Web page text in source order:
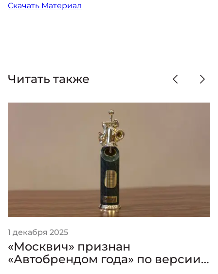
Скачать Материал
Читать также
1 декабря 2025
«Москвич» признан
«Автобрендом года» по версии